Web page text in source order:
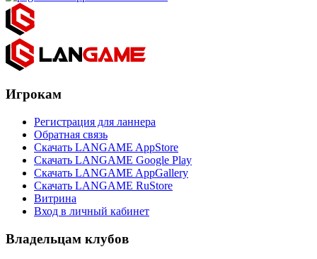
Игрокам
Регистрация для ланнера
Обратная связь
Скачать LANGAME AppStore
Скачать LANGAME Google Play
Скачать LANGAME AppGallery
Скачать LANGAME RuStore
Витрина
Вход в личный кабинет
Владельцам клубов